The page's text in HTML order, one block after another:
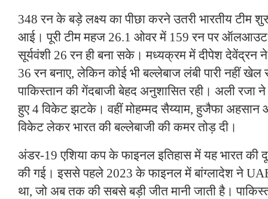
348 रन के बड़े लक्ष्य का पीछा करने उतरी भारतीय टीम
आई। पूरी टीम महज 26.1 ओवर में 159 रन पर
सूर्यवंशी 26 रन ही बना सके। मध्यक्रम में दीपेश देवेंद्रन ने
36 रन बनाए, लेकिन कोई भी बल्लेबाज लंबी पारी नहीं
पाकिस्तान की गेंदबाजी बेहद अनुशासित रही। अली रजा
हुए 4 विकेट झटके। वहीं मोहम्मद सैय्याम, हुजैफा
विकेट लेकर भारत की बल्लेबाजी की कमर तोड़ दी।
अंडर-19 एशिया कप के फाइनल इतिहास में यह भारत की
की गई। इससे पहले 2023 के फाइनल में बांग्लादेश ने
था, जो अब तक की सबसे बड़ी जीत मानी जाती है।